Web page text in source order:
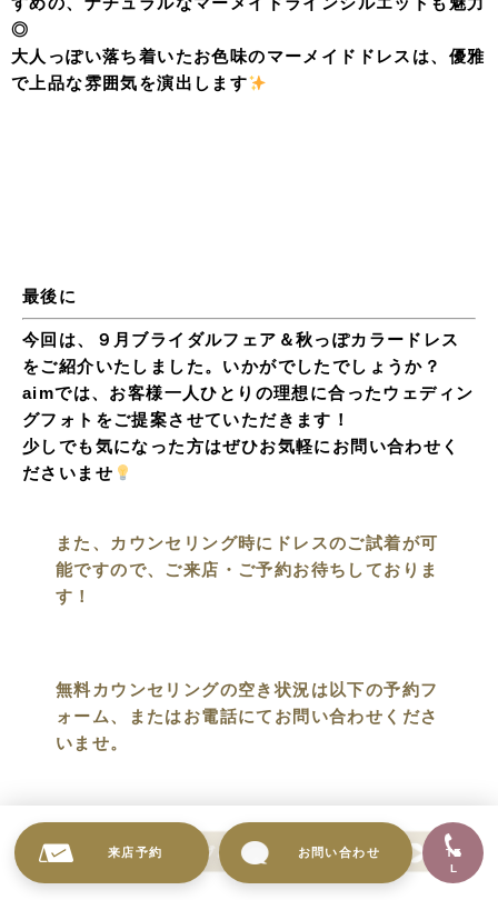
◎
大人っぽい落ち着いたお色味のマーメイドドレスは、優雅
で上品な雰囲気を演出します
最後に
今回は、９月ブライダルフェア＆秋っぽカラードレス
をご紹介いたしました。いかがでしたでしょうか？
aimでは、お客様一人ひとりの理想に合ったウェディン
グフォトをご提案させていただきます！
少しでも気になった方はぜひお気軽にお問い合わせく
ださいませ
また、カウンセリング時にドレスのご試着が可
能ですので、ご来店・ご予約お待ちしておりま
す！
無料カウンセリングの空き状況は以下の予約フ
ォーム、またはお電話にてお問い合わせくださ
いませ。
来店予約 お問い合わせ
TE
L